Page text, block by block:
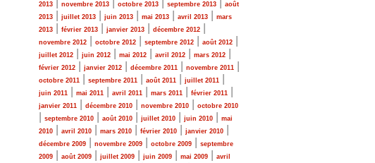
2013
novembre 2013 octobre 2013 septembre 2013
août
2013
juillet 2013 juin 2013 mai 2013 avril 2013
mars
2013
février 2013 janvier 2013 décembre 2012
novembre 2012 octobre 2012 septembre 2012 août 2012
juillet 2012 juin 2012 mai 2012 avril 2012 mars 2012
février 2012 janvier 2012 décembre 2011 novembre 2011
octobre 2011 septembre 2011 août 2011 juillet 2011
juin 2011 mai 2011 avril 2011 mars 2011 février 2011
janvier 2011 décembre 2010 novembre 2010 octobre 2010
septembre 2010 août 2010 juillet 2010 juin 2010
mai
2010
avril 2010 mars 2010 février 2010 janvier 2010
décembre 2009 novembre 2009 octobre 2009
septembre
2009
août 2009 juillet 2009 juin 2009 mai 2009
avril